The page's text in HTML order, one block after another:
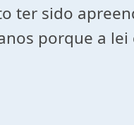
ter sido
porque a lei